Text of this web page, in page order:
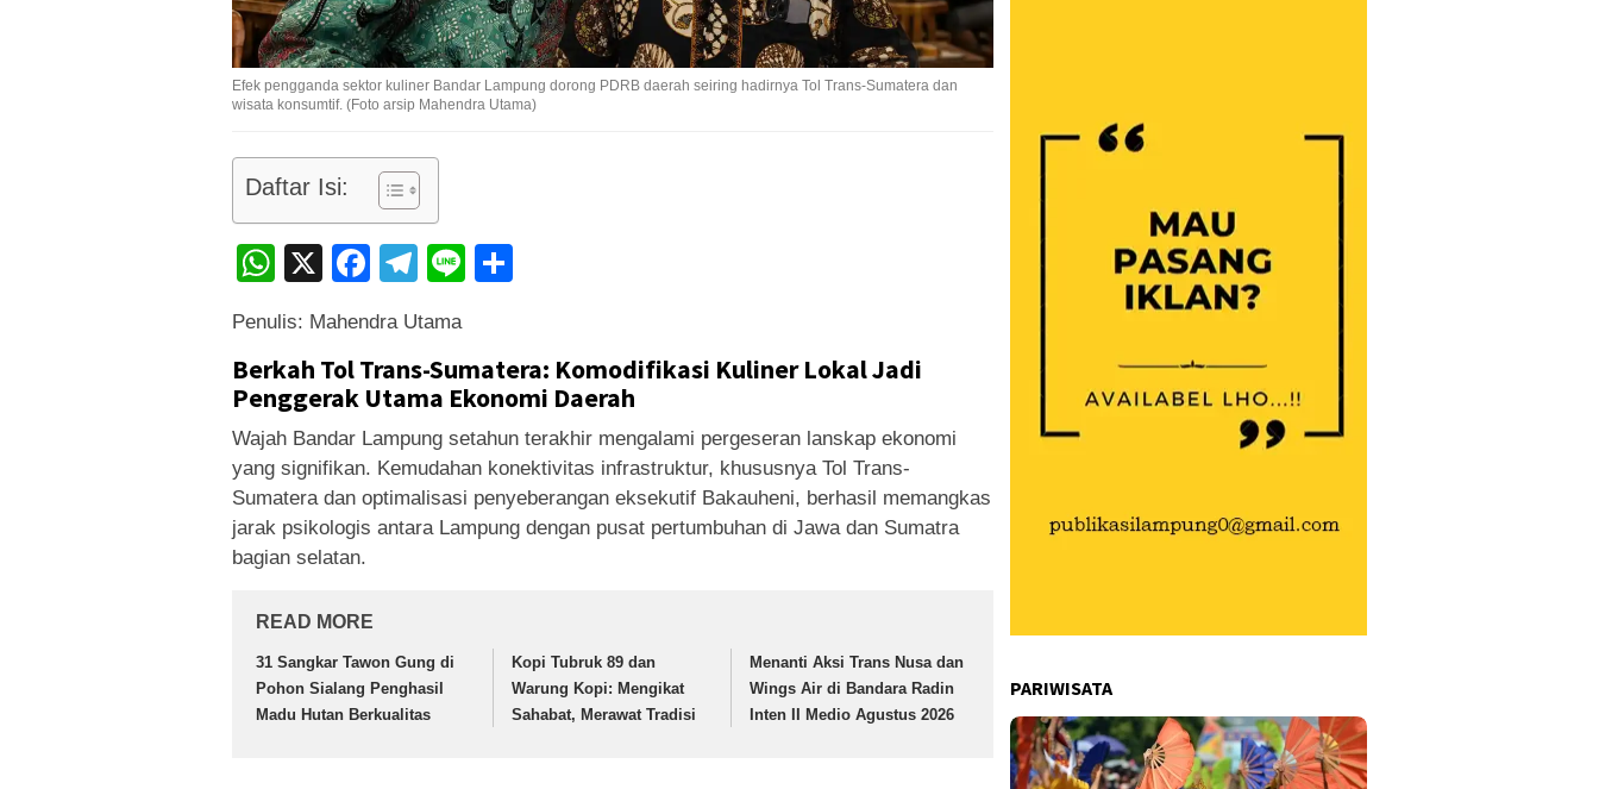
Efek pengganda sektor kuliner Bandar Lampung dorong PDRB daerah seiring hadirnya Tol Trans-Sumatera dan
wisata konsumtif. (Foto arsip Mahendra Utama)
Daftar Isi:
WhatsApp
X Facebook
Telegram
Line
Penulis: Mahendra Utama
Berkah Tol Trans-Sumatera: Komodifikasi Kuliner Lokal Jadi
Penggerak Utama Ekonomi Daerah
Wajah Bandar Lampung setahun terakhir mengalami pergeseran lanskap ekonomi
yang signifikan. Kemudahan konektivitas infrastruktur, khususnya Tol Trans-
Sumatera dan optimalisasi penyeberangan eksekutif Bakauheni, berhasil memangkas
jarak psikologis antara Lampung dengan pusat pertumbuhan di Jawa dan Sumatra
bagian selatan.
READ MORE
31 Sangkar Tawon Gung di
Pohon Sialang Penghasil
Madu Hutan Berkualitas
Kopi Tubruk 89 dan
Warung Kopi: Mengikat
Sahabat, Merawat Tradisi
Menanti Aksi Trans Nusa dan
Wings Air di Bandara Radin
Inten II Medio Agustus 2026
PARIWISATA